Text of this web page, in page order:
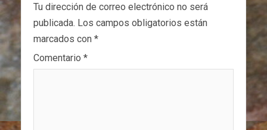
Tu dirección de correo electrónico no será
publicada. Los campos obligatorios están
marcados con *
Comentario *